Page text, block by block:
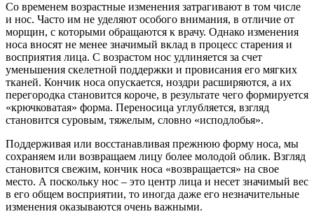
Со временем возрастные изменения затрагивают в том числе
и нос. Часто им не уделяют особого внимания, в отличие от
морщин, с которыми обращаются к врачу. Однако изменения
носа вносят не менее значимый вклад в процесс старения и
восприятия лица. С возрастом нос удлиняется за счет
уменьшения скелетной поддержки и провисания его мягких
тканей. Кончик носа опускается, ноздри расширяются, а их
перегородка становится короче, в результате чего формируется
«крючковатая» форма. Переносица углубляется, взгляд
становится суровым, тяжелым, словно «исподлобья».
Поддерживая или восстанавливая прежнюю форму носа, мы
сохраняем или возвращаем лицу более молодой облик. Взгляд
становится свежим, кончик носа «возвращается» на свое
место. А поскольку нос – это центр лица и несет значимый вес
в его общем восприятии, то иногда даже его незначительные
изменения оказываются очень важными.